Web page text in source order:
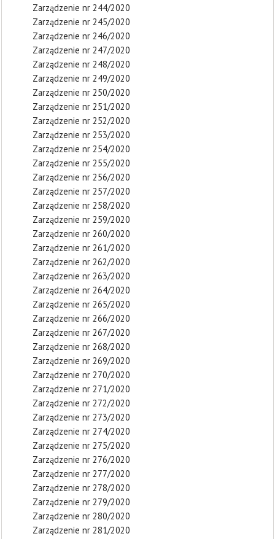
Zarządzenie nr 244/2020
Zarządzenie nr 245/2020
Zarządzenie nr 246/2020
Zarządzenie nr 247/2020
Zarządzenie nr 248/2020
Zarządzenie nr 249/2020
Zarządzenie nr 250/2020
Zarządzenie nr 251/2020
Zarządzenie nr 252/2020
Zarządzenie nr 253/2020
Zarządzenie nr 254/2020
Zarządzenie nr 255/2020
Zarządzenie nr 256/2020
Zarządzenie nr 257/2020
Zarządzenie nr 258/2020
Zarządzenie nr 259/2020
Zarządzenie nr 260/2020
Zarządzenie nr 261/2020
Zarządzenie nr 262/2020
Zarządzenie nr 263/2020
Zarządzenie nr 264/2020
Zarządzenie nr 265/2020
Zarządzenie nr 266/2020
Zarządzenie nr 267/2020
Zarządzenie nr 268/2020
Zarządzenie nr 269/2020
Zarządzenie nr 270/2020
Zarządzenie nr 271/2020
Zarządzenie nr 272/2020
Zarządzenie nr 273/2020
Zarządzenie nr 274/2020
Zarządzenie nr 275/2020
Zarządzenie nr 276/2020
Zarządzenie nr 277/2020
Zarządzenie nr 278/2020
Zarządzenie nr 279/2020
Zarządzenie nr 280/2020
Zarządzenie nr 281/2020